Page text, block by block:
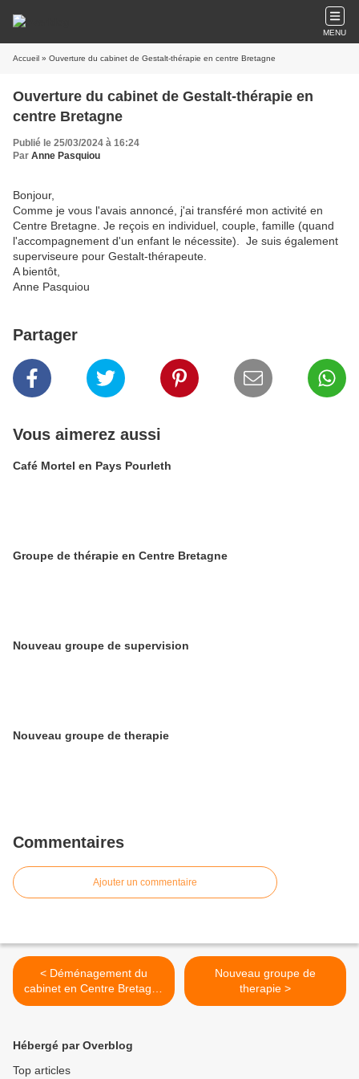
MENU
Accueil » Ouverture du cabinet de Gestalt-thérapie en centre Bretagne
Ouverture du cabinet de Gestalt-thérapie en
centre Bretagne
Publié le 25/03/2024 à 16:24
Par Anne Pasquiou
Bonjour,
Comme je vous l'avais annoncé, j'ai transféré mon activité en
Centre Bretagne. Je reçois en individuel, couple, famille (quand
l'accompagnement d'un enfant le nécessite). Je suis également
superviseure pour Gestalt-thérapeute.
A bientôt,
Anne Pasquiou
Partager
Vous aimerez aussi
Café Mortel en Pays Pourleth
Groupe de thérapie en Centre Bretagne
Nouveau groupe de supervision
Nouveau groupe de therapie
Commentaires
Ajouter un commentaire
< Déménagement du
cabinet en Centre Bretagne
pour la fin octobre 2023
Nouveau groupe de
therapie >
Hébergé par Overblog
Top articles